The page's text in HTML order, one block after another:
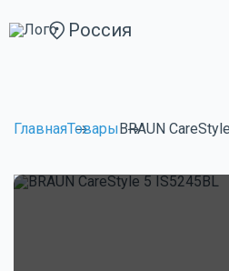
Россия
ГлавнаяТоварыBRAUN